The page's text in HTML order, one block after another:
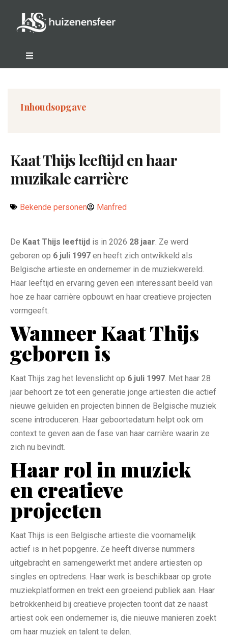
Inhoudsopgave
Kaat Thijs leeftijd en haar
muzikale carrière
Bekende personen Manfred
De Kaat Thijs leeftijd is in 2026 28 jaar . Ze werd
geboren op 6 juli 1997 en heeft zich ontwikkeld als
Belgische artieste en ondernemer in de muziekwereld.
Haar leeftijd en ervaring geven een interessant beeld van
hoe ze haar carrière opbouwt en haar creatieve projecten
vormgeeft.
Wanneer Kaat Thijs
geboren is
Kaat Thijs zag het levenslicht op 6 juli 1997 . Met haar 28
jaar behoort ze tot een generatie jonge artiesten die actief
nieuwe geluiden en projecten binnen de Belgische muziek
scene introduceren. Haar geboortedatum helpt ook om
context te geven aan de fase van haar carrière waarin ze
zich nu bevindt.
Haar rol in muziek
en creatieve
projecten
Kaat Thijs is een Belgische artieste die voornamelijk
actief is in het popgenre. Ze heeft diverse nummers
uitgebracht en samengewerkt met andere artiesten op
singles en optredens. Haar werk is beschikbaar op grote
muziekplatformen en trekt een groeiend publiek aan. Haar
betrokkenheid bij creatieve projecten toont dat ze naast
artiest ook een ondernemer is, die nieuwe manieren zoekt
om haar muziek en talent te delen.